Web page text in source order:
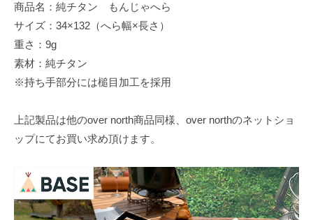
商品名：純チタン もんじゃへら
サイズ：34×132（へら幅×長さ）
重さ：9g
素材：純チタン
※持ち手部分には槌目加工を採用
上記製品は他のover north商品同様、over northのネットショ
ップにてお買い求め頂けます。